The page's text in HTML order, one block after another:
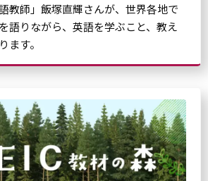
教師」飯塚直輝さんが、世界各地で
語りながら、英語を学ぶこと、教え
ます。